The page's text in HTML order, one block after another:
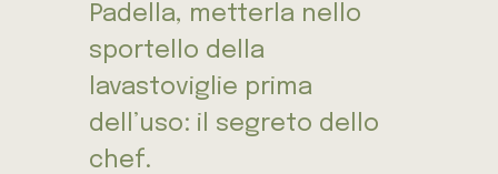
Padella, metterla nello
sportello della
lavastoviglie prima
dell’uso: il segreto dello
chef.